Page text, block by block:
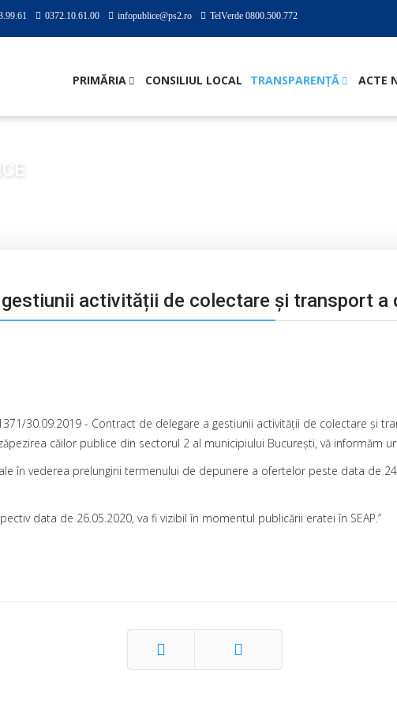
0372.10.61.00 infopublice@ps2.ro TelVerde 0800.500.772
PRIMĂRIA CONSILIUL LOCAL TRANSPARENȚĂ ACTE
activității de colectare şi transport a
30.09.2019 - Contract de delegare a gestiunii activității de colectare şi
căilor publice din sectorul 2 al municipiului București, vă informăm
în vederea prelungirii termenului de depunere a ofertelor peste data de
data de 26.05.2020, va fi vizibil în momentul publicării eratei în SEAP.’’